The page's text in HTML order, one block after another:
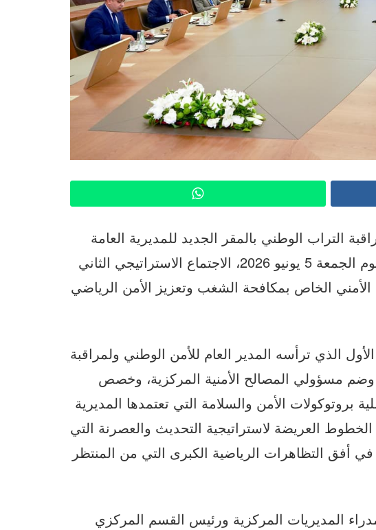
التراب الوطني بالمقر الجديد للمديرية العامة
للأمن الوطني بمدينة الرباط، زوال اليوم الجمعة 5 يونيو 2026، الاجتماع الاستراتيجي الثاني
الخاص بمكافحة الشغب وتعزيز الأمن الرياضي
الذي ترأسه المدير العام للأمن الوطني ولمراقبة
وضم مسؤولي المصالح الأمنية المركزية، وخصص
بروتوكولات الأمن والسلامة التي تعتمدها المديرية
العريضة لاستراتيجية التحديث والعصرنة التي
أفق التظاهرات الرياضية الكبرى التي من المنتظر
المديريات المركزية ورئيس القسم المركزي